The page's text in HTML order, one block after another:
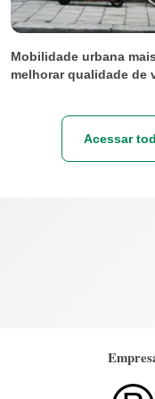
Mobilidade urbana
melhorar qualidade de
Acessar